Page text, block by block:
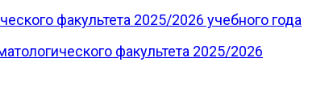
факультета 2025/2026 учебного года
факультета 2025/2026